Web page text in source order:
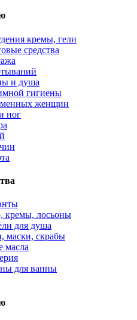
кремы, гели
средства
и душа
гигиены
женщин
ног
кремы, лосьоны
для душа
маски, скрабы
масла
для ванны